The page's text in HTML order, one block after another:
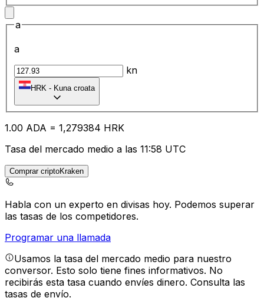
a
a
kn
HRK - Kuna croata
1.00 ADA = 1,279384 HRK
Tasa del mercado medio a las 11:58 UTC
Comprar criptoKraken
Habla con un experto en divisas hoy. Podemos superar
las tasas de los competidores.
Programar una llamada
Usamos la tasa del mercado medio para nuestro
conversor. Esto solo tiene fines informativos. No
recibirás esta tasa cuando envíes dinero. Consulta las
tasas de envío.